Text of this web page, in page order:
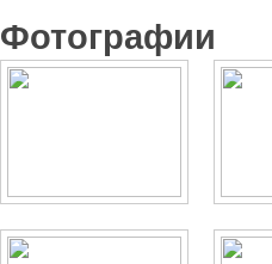
Фотографии